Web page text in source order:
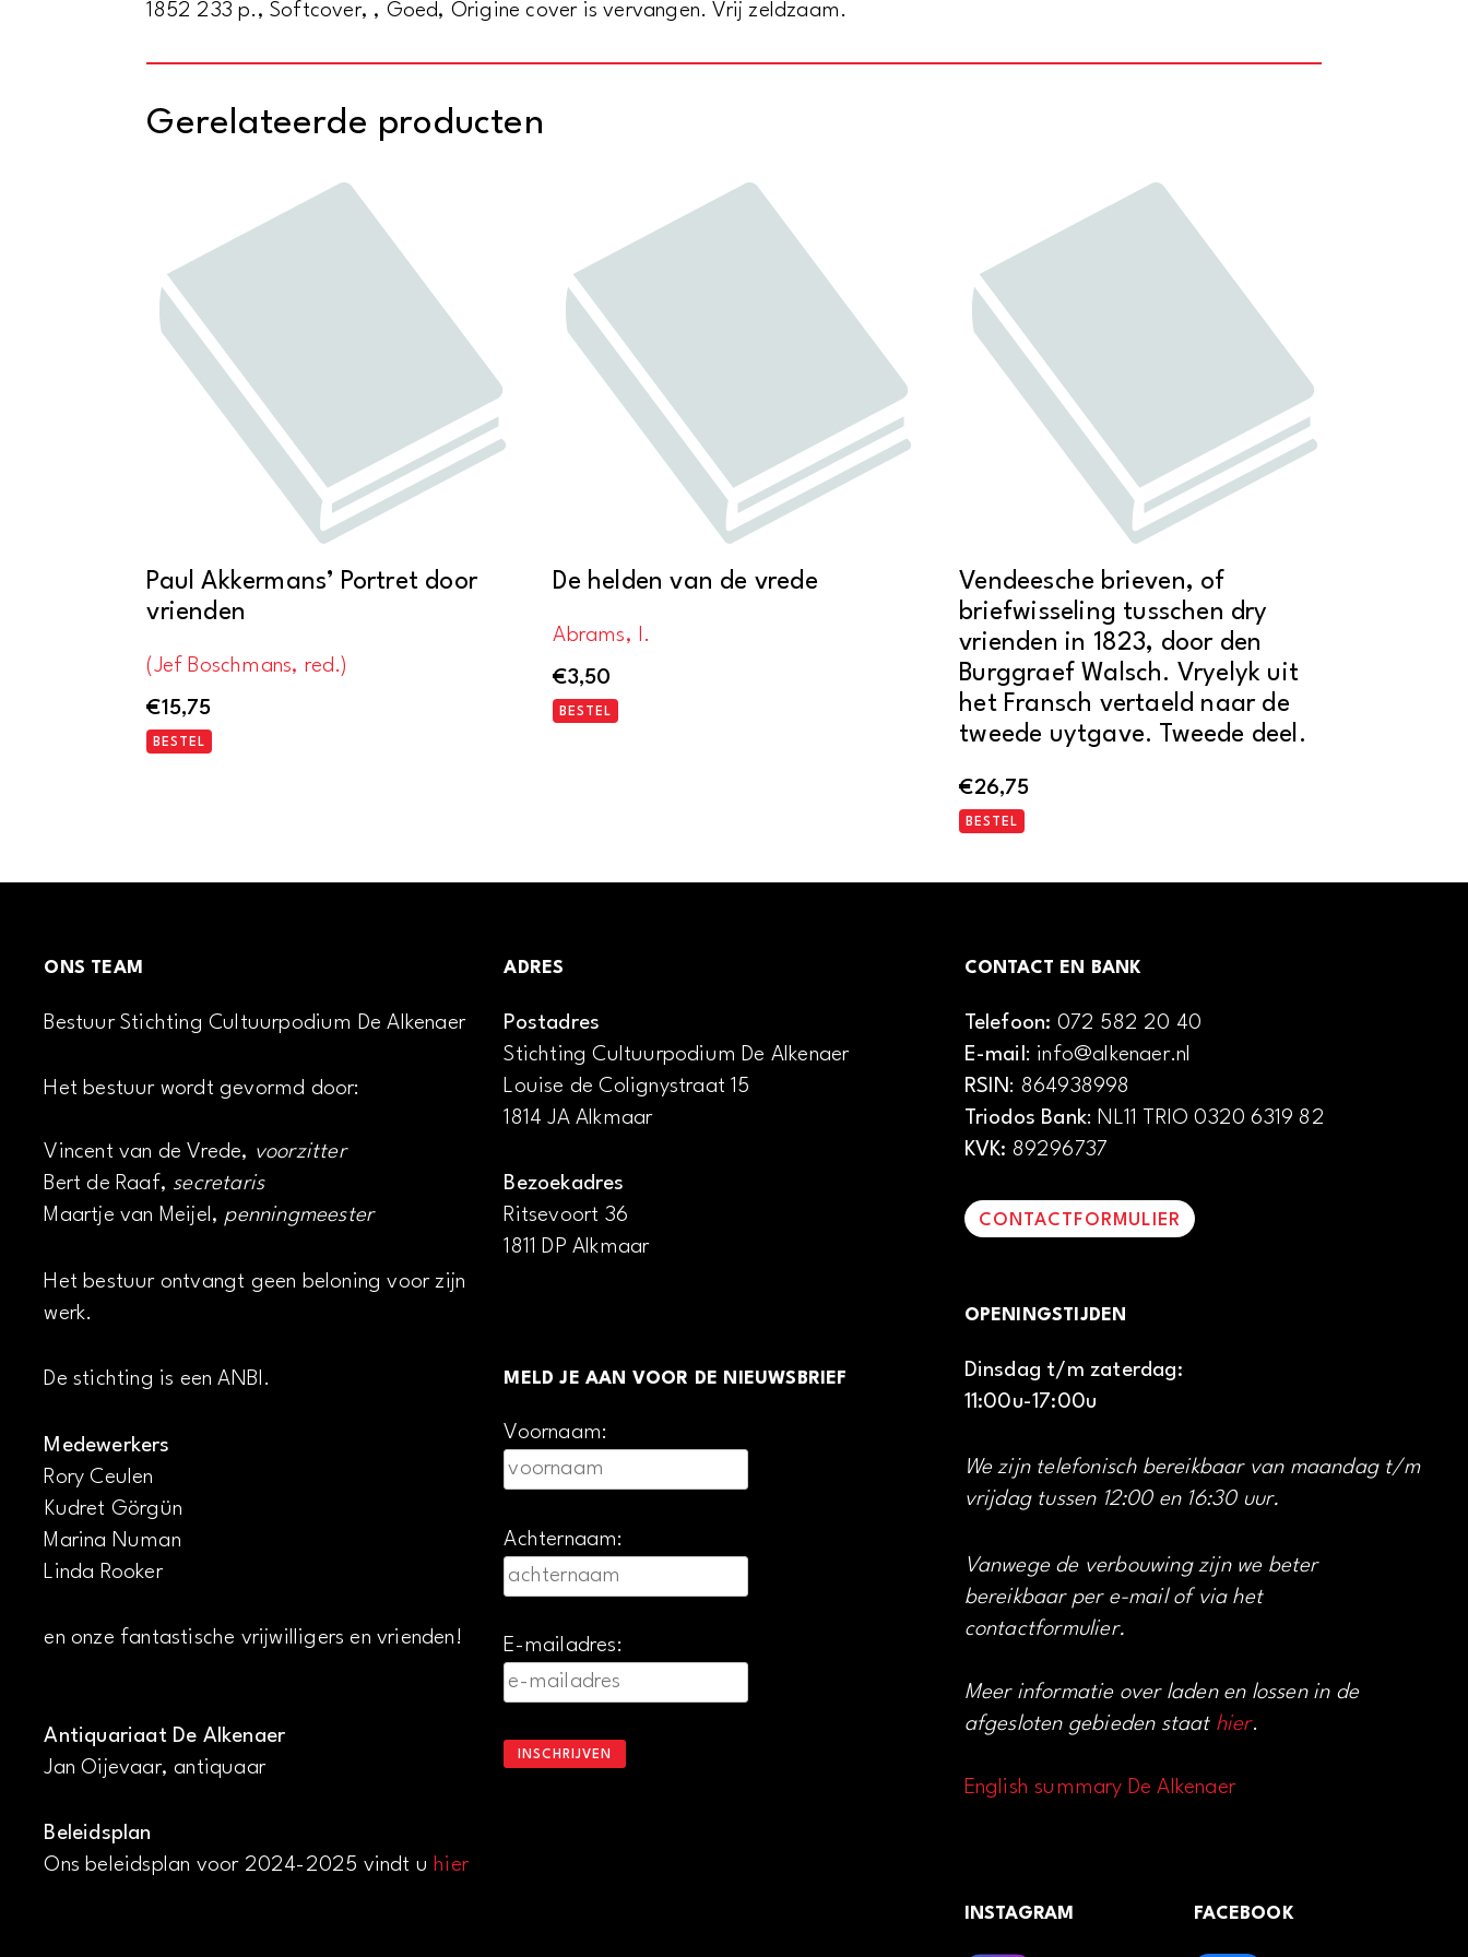
1852 233 p., Softcover, , Goed, Origine cover is vervangen. Vrij zeldzaam.
Gerelateerde producten
Paul Akkermans’ Portret door
vrienden
(Jef Boschmans, red.)
€15,75
BESTEL
De helden van de vrede
Abrams, I.
€3,50
BESTEL
Vendeesche brieven, of
briefwisseling tusschen dry
vrienden in 1823, door den
Burggraef Walsch. Vryelyk uit
het Fransch vertaeld naar de
tweede uytgave. Tweede deel.
€26,75
BESTEL
ONS TEAM
Bestuur Stichting Cultuurpodium De Alkenaer
Het bestuur wordt gevormd door:
Vincent van de Vrede, voorzitter
Bert de Raaf, secretaris
Maartje van Meijel, penningmeester
Het bestuur ontvangt geen beloning voor zijn
werk.
De stichting is een ANBI.
Medewerkers
Rory Ceulen
Kudret Görgün
Marina Numan
Linda Rooker
en onze fantastische vrijwilligers en vrienden!
Antiquariaat De Alkenaer
Jan Oijevaar, antiquaar
Beleidsplan
Ons beleidsplan voor 2024-2025 vindt uhier
ADRES
Postadres
Stichting Cultuurpodium De Alkenaer
Louise de Colignystraat 15
1814 JA Alkmaar
Bezoekadres
Ritsevoort 36
1811 DP Alkmaar
MELD JE AAN VOOR DE NIEUWSBRIEF
Voornaam:
Achternaam:
E-mailadres:
CONTACT EN BANK
Telefoon: 072 582 20 40
E-mail : info@alkenaer.nl
RSIN : 864938998
Triodos Bank: NL11 TRIO 0320 6319 82
KVK: 89296737
CONTACTFORMULIER
OPENINGSTIJDEN
Dinsdag t/m zaterdag:
11:00u-17:00u
We zijn telefonisch bereikbaar van maandag t/m
vrijdag tussen 12:00 en 16:30 uur.
Vanwege de verbouwing zijn we beter
bereikbaar per e-mail of via het
contactformulier.
Meer informatie over laden en lossen in de
afgesloten gebieden staat hier.
English summary De Alkenaer
INSTAGRAM FACEBOOK